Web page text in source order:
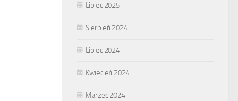
Lipiec 2025
Sierpień 2024
Lipiec 2024
Kwiecień 2024
Marzec 2024